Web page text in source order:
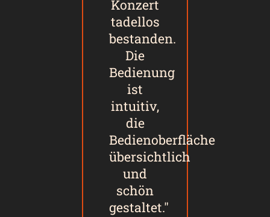
Konzert
tadellos
bestanden.
Die
Bedienung
ist
intuitiv,
die
Bedienoberfläche
übersichtlich
und
schön
gestaltet.